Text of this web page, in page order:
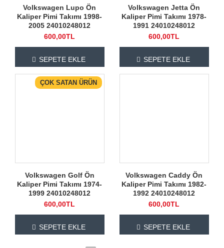
Volkswagen Lupo Ön
Kaliper Pimi Takımı 1998-
2005 24010248012
600,00TL
SEPETE EKLE
Volkswagen Jetta Ön
Kaliper Pimi Takımı 1978-
1991 24010248012
600,00TL
SEPETE EKLE
ÇOK SATAN ÜRÜN
Volkswagen Golf Ön
Kaliper Pimi Takımı 1974-
1999 24010248012
600,00TL
SEPETE EKLE
Volkswagen Caddy Ön
Kaliper Pimi Takımı 1982-
1992 24010248012
600,00TL
SEPETE EKLE